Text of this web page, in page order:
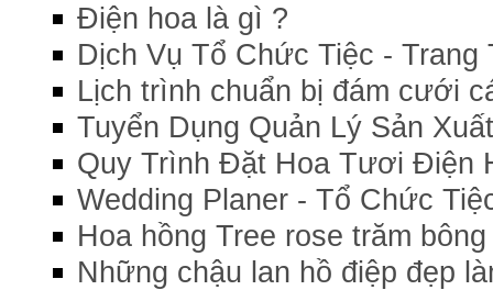
Điện hoa là gì ?
Dịch Vụ Tổ Chức Tiệc -
Lịch trình chuẩn bị đám cưới
Tuyển Dụng Quản Lý Sản
Quy Trình Đặt Hoa Tươi Điện
Wedding Planer - Tổ Chức
Hoa hồng Tree rose trăm
Những chậu lan hồ điệp đẹp